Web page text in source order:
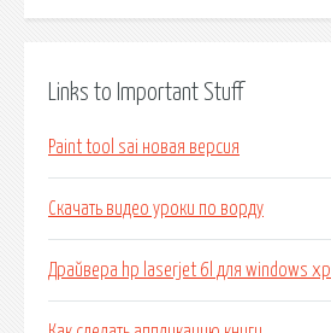
Links to Important Stuff
Paint tool sai новая версия
Скачать видео уроки по ворду
Драйвера hp laserjet 6l для windows xp